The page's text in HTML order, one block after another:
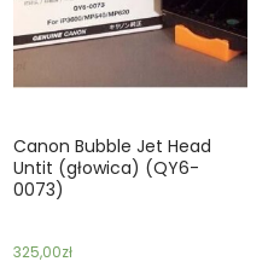
Canon Bubble Jet Head
Untit (głowica) (QY6-
0073)
325,00zł